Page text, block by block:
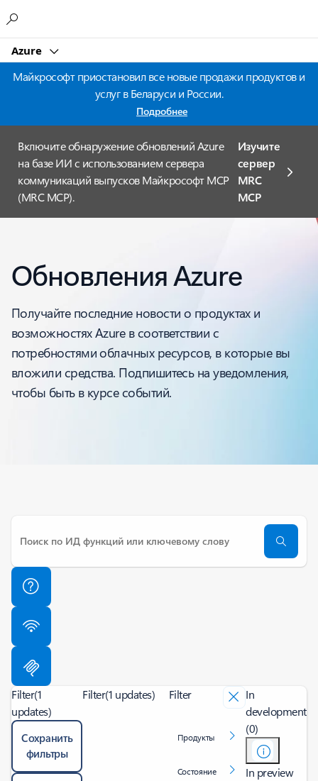
Azure
Майкрософт приостановил все новые продажи продуктов и
услуг в Беларуси и России.
Подробнее
Включите обнаружение обновлений Azure
на базе ИИ с использованием сервера
коммуникаций выпусков Майкрософт MCP
(MRC MCP).
Изучите
сервер
MRC
MCP
Обновления Azure
Получайте последние новости о продуктах и
возможностях Azure в соответствии с
потребностями облачных ресурсов, в которые вы
вложили средства. Подпишитесь на уведомления,
чтобы быть в курсе событий.
Filter(1
updates)
Сохранить
фильтры
Filter(1 updates) Filter
Продукты
Состояние
In
development
(0)
In preview